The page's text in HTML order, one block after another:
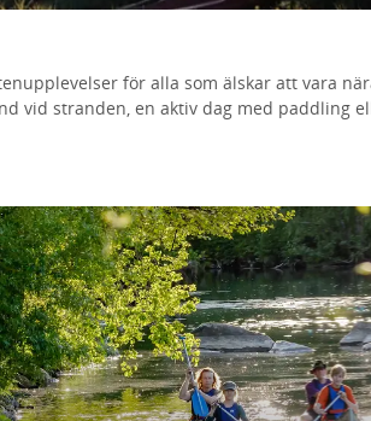
för alla som älskar att vara
vid stranden, en aktiv dag med paddling